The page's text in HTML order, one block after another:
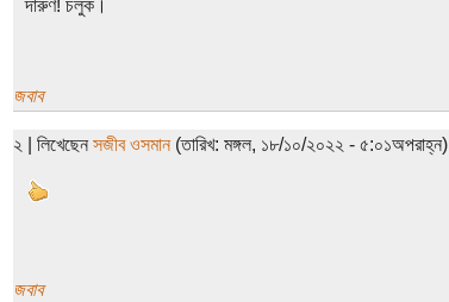
দারুণ! চলুক।
জবাব
২ | লিখেছেন সজীব ওসমান(তারিখ: মঙ্গল, ১৮/১০/২০২২ - ৫:০১অপরাহ্ন)
জবাব